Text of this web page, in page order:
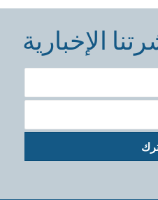
الإخبارية